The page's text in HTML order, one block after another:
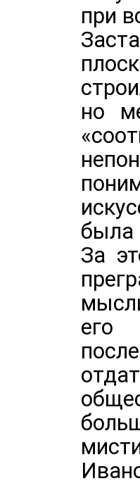
при
но
была
За
его